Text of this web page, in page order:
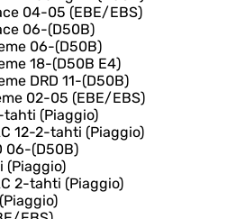
04-05 (EBE/EBS)
06-(D50B)
06-(D50B)
18-(D50B E4)
DRD 11-(D50B)
02-05 (EBE/EBS)
tahti (Piaggio)
12-2-tahti (Piaggio)
06-(D50B)
(Piaggio)
2-tahti (Piaggio)